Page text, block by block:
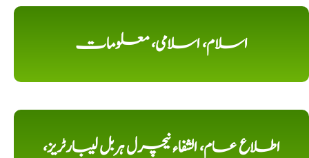
اسلام، اسلامی، معلومات
اطلاع عام، الشفاء نیچرل ہربل لیبارٹریز،